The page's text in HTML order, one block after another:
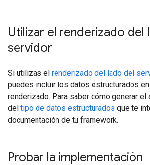
Utilizar el renderizado del
servidor
Si utilizas el renderizado del lado del
puedes incluir los datos estructurados
renderizado. Para saber cómo generar el
del tipo de datos estructurados que te
documentación de tu framework.
Probar la implementación